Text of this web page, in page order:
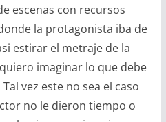
escenas con recursos
la protagonista iba de
estirar el metraje de la
imaginar lo que debe
vez este no sea el caso
no le dieron tiempo o